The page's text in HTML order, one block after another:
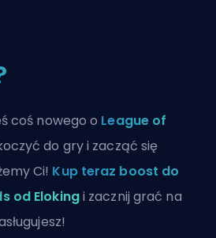
coś nowego o League of
do gry i zacząć się
Ci! Kup teraz boost do
od Elokingi zacznij grać na